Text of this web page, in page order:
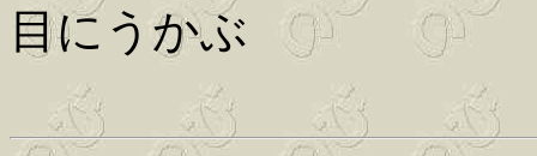
目にうかぶ